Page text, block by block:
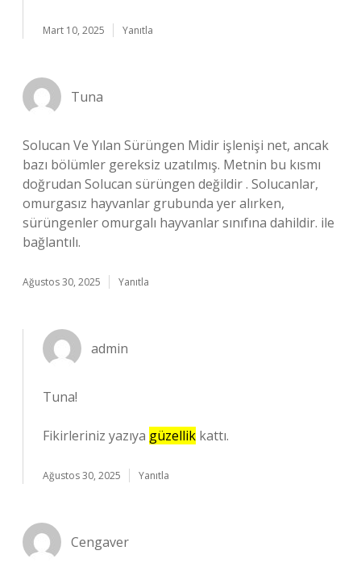
Mart 10, 2025 Yanıtla
Tuna
Solucan Ve Yılan Sürüngen Midir işlenişi net, ancak
bazı bölümler gereksiz uzatılmış. Metnin bu kısmı
doğrudan Solucan sürüngen değildir . Solucanlar,
omurgasız hayvanlar grubunda yer alırken,
sürüngenler omurgalı hayvanlar sınıfına dahildir. ile
bağlantılı.
Ağustos 30, 2025 Yanıtla
admin
Tuna!
Fikirleriniz yazıya güzellik kattı.
Ağustos 30, 2025 Yanıtla
Cengaver